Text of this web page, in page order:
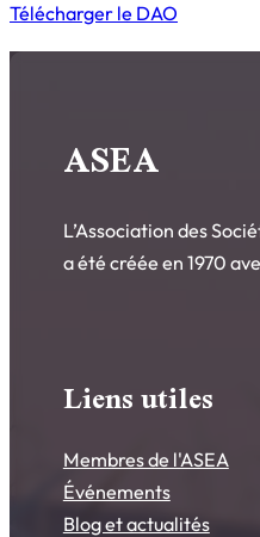
Télécharger le DAO
ASEA
L’Association des
a été créée en 1970
Liens utiles
Membres de l'ASEA
Événements
Blog et actualités